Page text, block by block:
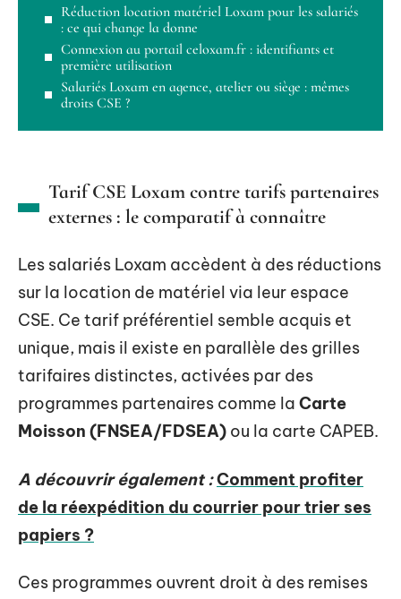
Réduction location matériel Loxam pour les salariés
: ce qui change la donne
Connexion au portail celoxam.fr : identifiants et
première utilisation
Salariés Loxam en agence, atelier ou siège : mêmes
droits CSE ?
Tarif CSE Loxam contre tarifs partenaires
externes : le comparatif à connaître
Les salariés Loxam accèdent à des réductions
sur la location de matériel via leur espace
CSE. Ce tarif préférentiel semble acquis et
unique, mais il existe en parallèle des grilles
tarifaires distinctes, activées par des
programmes partenaires comme la Carte
Moisson (FNSEA/FDSEA) ou la carte CAPEB.
A découvrir également :Comment profiter
de la réexpédition du courrier pour trier ses
papiers ?
Ces programmes ouvrent droit à des remises